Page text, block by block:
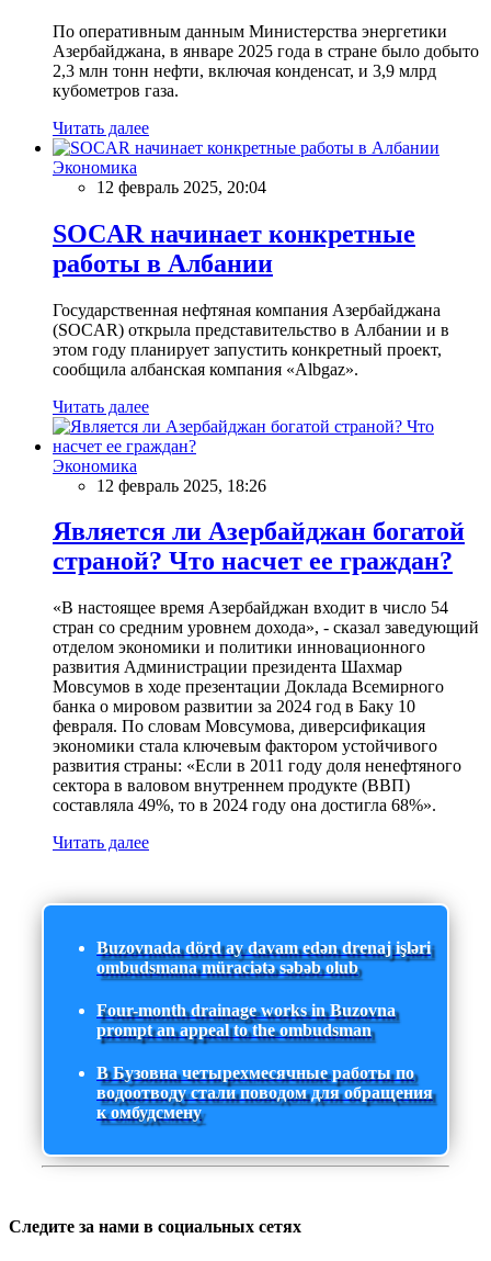
По оперативным данным Министерства энергетики
Азербайджана, в январе 2025 года в стране было добыто
2,3 млн тонн нефти, включая конденсат, и 3,9 млрд
кубометров газа.
Читать далее
Экономика
12 февраль 2025, 20:04
SOCAR начинает конкретные
работы в Албании
Государственная нефтяная компания Азербайджана
(SOCAR) открыла представительство в Албании и в
этом году планирует запустить конкретный проект,
сообщила албанская компания «Albgaz».
Читать далее
Экономика
12 февраль 2025, 18:26
Является ли Азербайджан богатой
страной? Что насчет ее граждан?
«В настоящее время Азербайджан входит в число 54
стран со средним уровнем дохода», - сказал заведующий
отделом экономики и политики инновационного
развития Администрации президента Шахмар
Мовсумов в ходе презентации Доклада Всемирного
банка о мировом развитии за 2024 год в Баку 10
февраля. По словам Мовсумова, диверсификация
экономики стала ключевым фактором устойчивого
развития страны: «Если в 2011 году доля ненефтяного
сектора в валовом внутреннем продукте (ВВП)
составляла 49%, то в 2024 году она достигла 68%».
Читать далее
Buzovnada dörd ay davam edən drenaj işləri
ombudsmana müraciətə səbəb olub
Four-month drainage works in Buzovna
prompt an appeal to the ombudsman
В Бузовна четырехмесячные работы по
водоотводу стали поводом для обращения
к омбудсмену
Следите за нами в социальных сетях